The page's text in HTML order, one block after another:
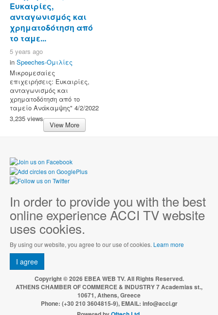
Ευκαιρίες,
ανταγωνισμός και
χρηματοδότηση από
το ταμε...
5 years ago
in Speeches-Ομιλίες
Μικρομεσαίες
επιχειρήσεις: Ευκαιρίες,
ανταγωνισμός και
χρηματοδότηση από το
ταμείο Ανάκαμψης" 4/2/2022
3,235 views
View More
In order to provide you with the best
online experience ACCI TV website
uses cookies.
By using our website, you agree to our use of cookies. Learn more
I agree
Copyright © 2026 EBEA WEB TV. All Rights Reserved.
ATHENS CHAMBER OF COMMERCE & INDUSTRY 7 Academias st.,
10671, Athens, Greece
Phone: (+30 210 3604815-9), EMAIL: info@acci.gr